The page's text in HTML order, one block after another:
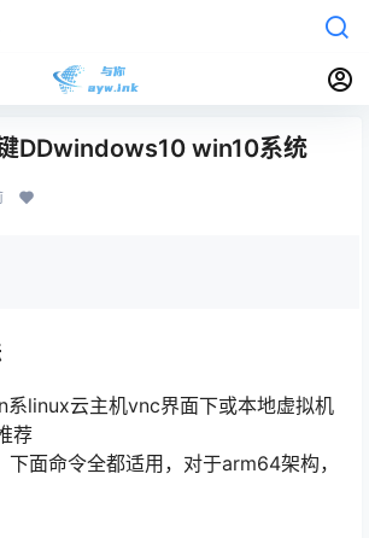
DDwindows10 win10系统
系linux云主机vnc界面下或本地虚拟机
荐
面命令全都适用，对于arm64架构，